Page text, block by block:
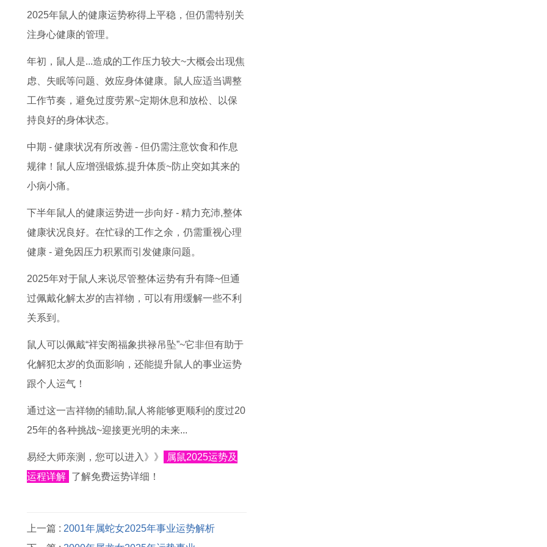
2025年鼠人的健康运势称得上平稳，但仍需特别关
注身心健康的管理。
年初，鼠人是...造成的工作压力较大~大概会出现焦
虑、失眠等问题、效应身体健康。鼠人应适当调整
工作节奏，避免过度劳累~定期休息和放松、以保
持良好的身体状态。
中期 - 健康状况有所改善 - 但仍需注意饮食和作息
规律！鼠人应增强锻炼,提升体质~防止突如其来的
小病小痛。
下半年鼠人的健康运势进一步向好 - 精力充沛,整体
健康状况良好。在忙碌的工作之余，仍需重视心理
健康 - 避免因压力积累而引发健康问题。
2025年对于鼠人来说尽管整体运势有升有降~但通
过佩戴化解太岁的吉祥物，可以有用缓解一些不利
关系到。
鼠人可以佩戴“祥安阁福象拱禄吊坠”~它非但有助于
化解犯太岁的负面影响，还能提升鼠人的事业运势
跟个人运气！
通过这一吉祥物的辅助,鼠人将能够更顺利的度过20
25年的各种挑战~迎接更光明的未来...
易经大师亲测，您可以进入》》
属鼠2025运势及
运程详解 了解免费运势详细！
上一篇 : 2001年属蛇女2025年事业运势解析